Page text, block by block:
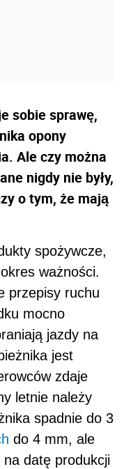
sobie sprawę,
opony
Ale czy można
nigdy nie były,
o tym, że mają
spożywcze,
ważności.
przepisy ruchu
mocno
jazdy na
jest
zdaje
letnie należy
spadnie do 3
do 4 mm, ale
datę produkcji